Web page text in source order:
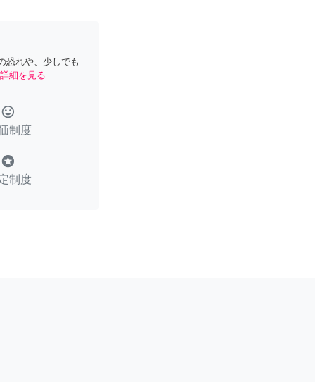
恐れや、少しでも
詳細を見る
tag_faces
制度
stars
制度